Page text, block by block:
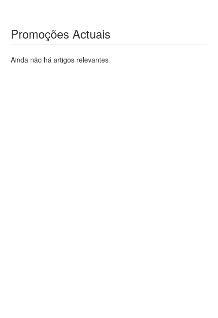
Promoções Actuais
Ainda não há artigos relevantes